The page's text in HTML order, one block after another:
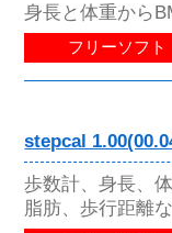
身長と体重から
フリーソフト
stepcal
歩数計、身長、
脂肪、歩行距離